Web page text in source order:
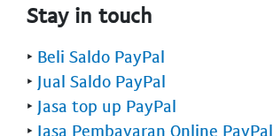
Stay in touch
‣ Beli Saldo PayPal
‣ Jual Saldo PayPal
‣ Jasa top up PayPal
‣ Jasa Pembayaran Online PayPal